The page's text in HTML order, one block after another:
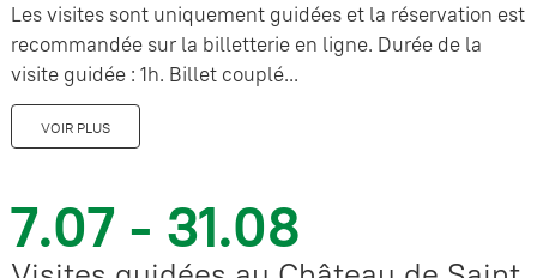
Les visites sont uniquement guidées et la réservation est
recommandée sur la billetterie en ligne. Durée de la
visite guidée : 1h. Billet couplé...
VOIR PLUS
7.07 - 31.08